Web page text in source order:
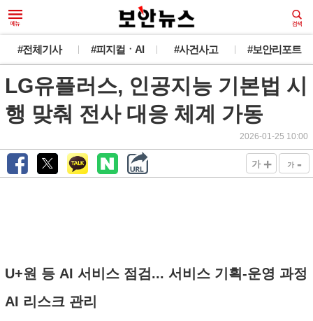
#전체기사 #피지컬ㆍAI #사건사고 #보안리포트
LG유플러스, 인공지능 기본법 시
행 맞춰 전사 대응 체계 가동
2026-01-25 10:00
가 + 가 -
U+원 등 AI 서비스 점검... 서비스 기획-운영 과정
AI 리스크 관리